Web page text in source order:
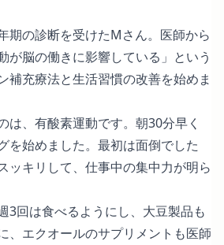
期の診断を受けたMさん。医師から
が脳の働きに影響している」という
補充療法と生活習慣の改善を始めま
は、有酸素運動です。朝30分早く
を始めました。最初は面倒でした
ッキリして、仕事中の集中力が明ら
3回は食べるようにし、大豆製品も
、エクオールのサプリメントも医師